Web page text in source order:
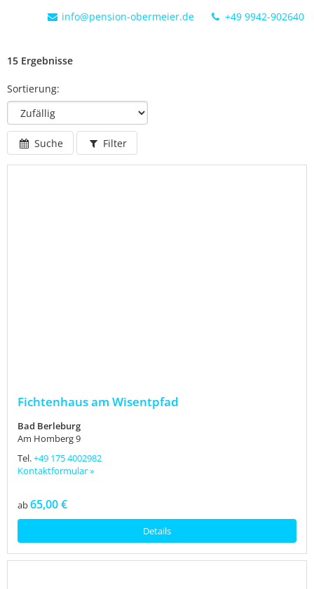
info@pension-obermeier.de +49 9942-902640
15 Ergebnisse
Sortierung:
Suche Filter
Fichtenhaus am Wisentpfad
Bad Berleburg
Am Homberg 9
Tel.+49 175 4002982
Kontaktformular »
ab65,00 €
Details